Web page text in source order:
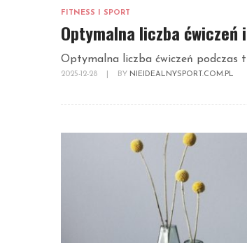
FITNESS I SPORT
Optymalna liczba
Optymalna liczba ćwiczeń podczas
2025-12-28 BY NIEIDEALNYSPORT.COM.PL